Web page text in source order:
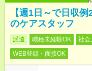
【週1日～で日収
のケアスタッフ
派遣 職種未経験OK 社会
WEB登録・面接OK